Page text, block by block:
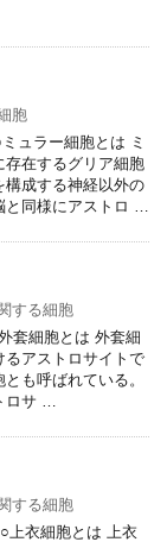
胞
ュラー細胞とは ミ
存在するグリア細胞
構成する神経以外の
同様にアストロ …
する細胞
套細胞とは 外套細
るアストロサイトで
も呼ばれている。
ロサ …
する細胞
上衣細胞とは 上衣